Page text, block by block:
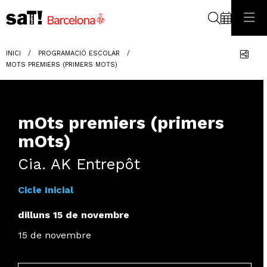
INICI
PROGRAMACIÓ ESCOLAR
MOTS PREMIERS (PRIMERS MOTS)
mOts premiers (primers
mOts)
Cia. AK Entrepôt
Cicle Inicial
dilluns 15 de novembre
15 de novembre